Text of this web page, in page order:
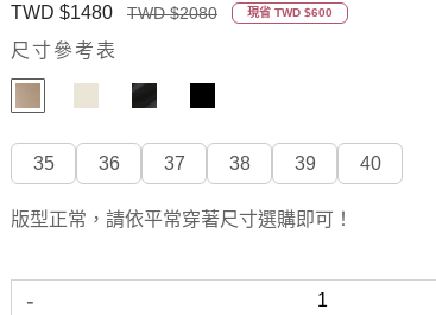
TWD $1480
TWD $2080 現省 TWD $600
尺寸參考表
35 36 37 38 39 40
版型正常，請依平常穿著尺寸選購即可！
-